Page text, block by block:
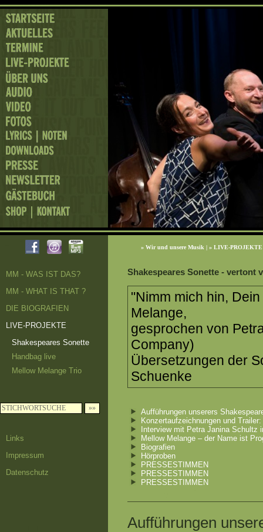
» Wir und unsere Musik | » LIVE-PROJEKTE
MM - WAS IST DAS?
MM - WHAT IS THAT ?
DIE BIOGRAFIEN
LIVE-PROJEKTE
Shakespeares Sonette
Handbag live
Mellow Melange Trio
Links
Impressum
Datenschutz
Shakespeares Sonette - vertont
"Nimm mich hin,
Melange,
gesprochen von
Company)
Übersetzungen der
Schuenke
Aufführungen unserers
Konzertaufzeichnungen und Trailer:
Interview mit Petra Janina Schultz
Mellow Melange – der Name ist
Biografien
Hörproben
PRESSESTIMMEN
PRESSESTIMMEN
PRESSESTIMMEN
Aufführungen